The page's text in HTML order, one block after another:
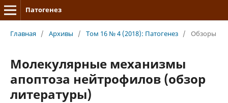
Патогенез
Главная / Архивы / Том 16 № 4 (2018): Патогенез / Обзоры
Молекулярные механизмы
апоптоза нейтрофилов (обзор
литературы)